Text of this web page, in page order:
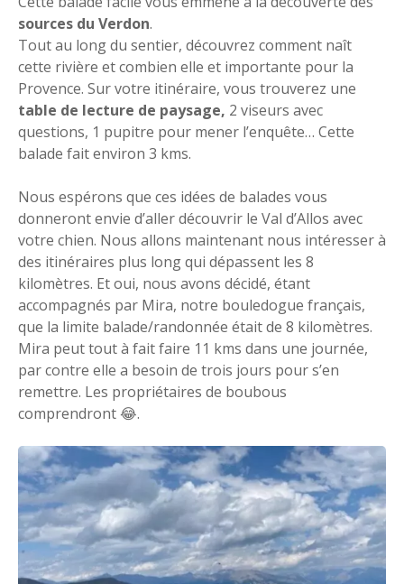
sources du Verdon.
Tout au long du sentier, découvrez comment naît
cette rivière et combien elle et importante pour la
Provence. Sur votre itinéraire, vous trouverez une
table de lecture de paysage, 2 viseurs avec
questions, 1 pupitre pour mener l’enquête… Cette
balade fait environ 3 kms.
Nous espérons que ces idées de balades vous
donneront envie d’aller découvrir le Val d’Allos avec
votre chien. Nous allons maintenant nous intéresser à
des itinéraires plus long qui dépassent les 8
kilomètres. Et oui, nous avons décidé, étant
accompagnés par Mira, notre bouledogue français,
que la limite balade/randonnée était de 8 kilomètres.
Mira peut tout à fait faire 11 kms dans une journée,
par contre elle a besoin de trois jours pour s’en
remettre. Les propriétaires de boubous
comprendront 😂.